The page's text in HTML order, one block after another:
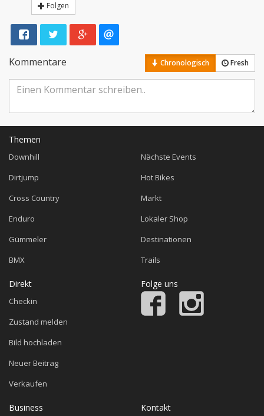
Folgen
Kommentare Chronologisch Fresh
Themen
Downhill
Dirtjump
Cross Country
Enduro
Gümmeler
BMX
Nächste Events
Hot Bikes
Markt
Lokaler Shop
Destinationen
Trails
Direkt
Checkin
Zustand melden
Bild hochladen
Neuer Beitrag
Verkaufen
Folge uns
Business Kontakt